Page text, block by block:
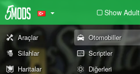
Show Adult
Araçlar Otomobiller
Silahlar
Scriptler
Haritalar
Diğerleri